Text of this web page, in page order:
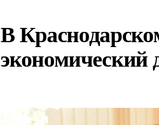
В
экономический